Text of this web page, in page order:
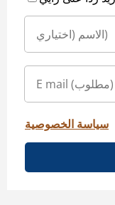
سياسة الخصوصية